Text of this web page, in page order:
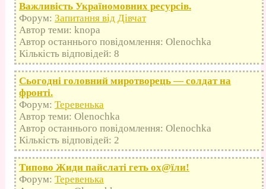
Важливість Україномовних ресурсів.
Форум: Запитання від Дівчат
Автор теми: knopa
Автор останнього повідомлення: Olenochka
Кількість відповідей: 8
Сьогодні головний миротворець — солдат на
фронті.
Форум: Теревенька
Автор теми: Olenochka
Автор останнього повідомлення: Olenochka
Кількість відповідей: 2
Типово Жиди пайслаті геть оx@їли!
Форум: Теревенька